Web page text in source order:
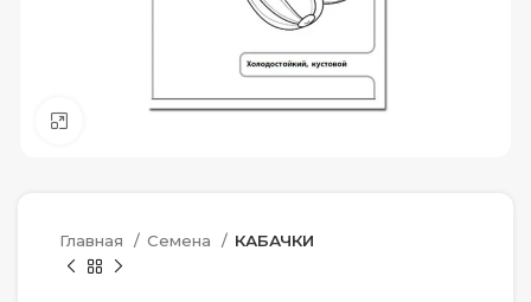
Главная Семена КАБАЧКИ